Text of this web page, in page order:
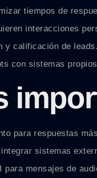
tiempos de
interacciones
y calificación de leads.
con sistemas
para respuestas
sistemas
para mensajes de